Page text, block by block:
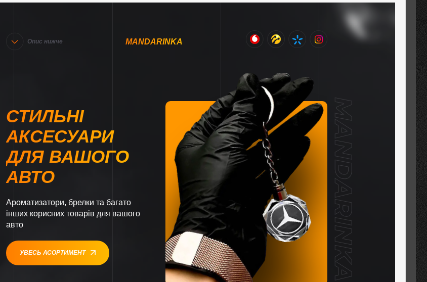
Опис нижче MANDARINKA
СТИЛЬНІ
АКСЕСУАРИ
ДЛЯ ВАШОГО
АВТО
Ароматизатори, брелки та багато
інших корисних товарів для вашого
авто
УВЕСЬ АСОРТИМЕНТ